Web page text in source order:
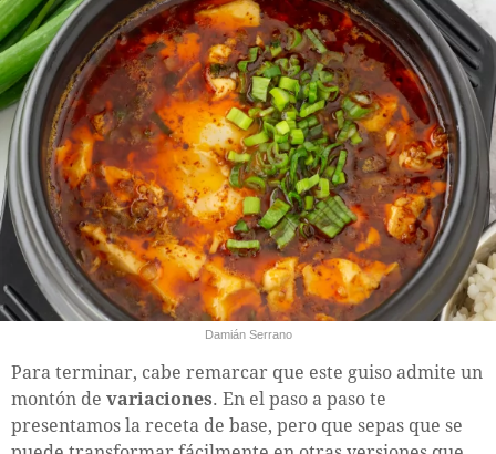
Damián Serrano
Para terminar, cabe remarcar que este guiso admite un
montón de variaciones. En el paso a paso te
presentamos la receta de base, pero que sepas que se